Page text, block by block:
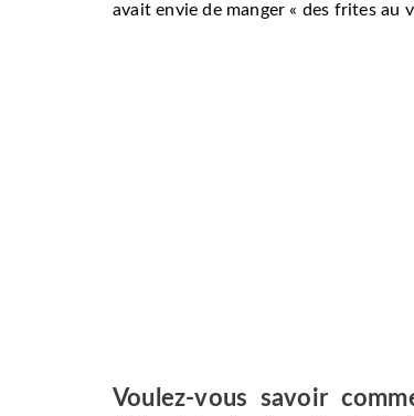
avait envie de manger « des frites au
Voulez-vous savoir